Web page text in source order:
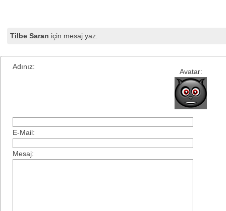
Tilbe Saran için mesaj yaz.
Avatar:
Adınız:
E-Mail:
Mesaj: